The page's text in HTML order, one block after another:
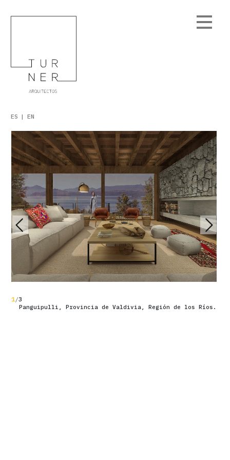
ES EN
Edificios Residenciales
Casas
Equipamiento
En Desarrollo
Interiorismo
Casa Panguipulli
Hotel Keo y Casino de Ovalle
Juan de Dios Vial Correa
Edificio Único
Edificio Paraná
Puerta Costanera
Plaza Costanera
El Rodeo
Laderas del Valle
Iluminación
Publicaciones
1 /3
Panguipulli, Provincia de Valdivia, Región de los Ríos.
1/3
Panguipulli, Provincia de Valdivia, Región de los Ríos.